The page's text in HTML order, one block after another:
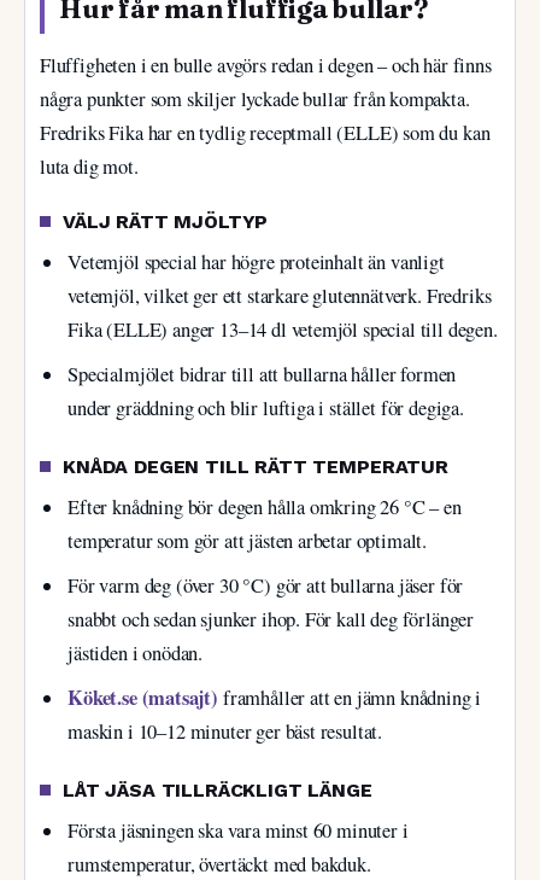
Hur får man fluffiga bullar?
Fluffigheten i en bulle avgörs redan i degen – och här finns
några punkter som skiljer lyckade bullar från kompakta.
Fredriks Fika har en tydlig receptmall (ELLE) som du kan
luta dig mot.
VÄLJ RÄTT MJÖLTYP
Vetemjöl special har högre proteinhalt än vanligt
vetemjöl, vilket ger ett starkare glutennätverk. Fredriks
Fika (ELLE) anger 13–14 dl vetemjöl special till degen.
Specialmjölet bidrar till att bullarna håller formen
under gräddning och blir luftiga i stället för degiga.
KNÅDA DEGEN TILL RÄTT TEMPERATUR
Efter knådning bör degen hålla omkring 26 °C – en
temperatur som gör att jästen arbetar optimalt.
För varm deg (över 30 °C) gör att bullarna jäser för
snabbt och sedan sjunker ihop. För kall deg förlänger
jästiden i onödan.
Köket.se (matsajt) framhåller att en jämn knådning i
maskin i 10–12 minuter ger bäst resultat.
LÅT JÄSA TILLRÄCKLIGT LÄNGE
Första jäsningen ska vara minst 60 minuter i
rumstemperatur, övertäckt med bakduk.